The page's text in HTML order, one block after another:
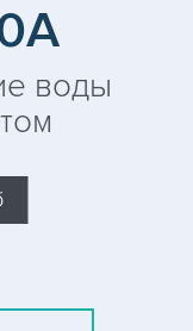
воды